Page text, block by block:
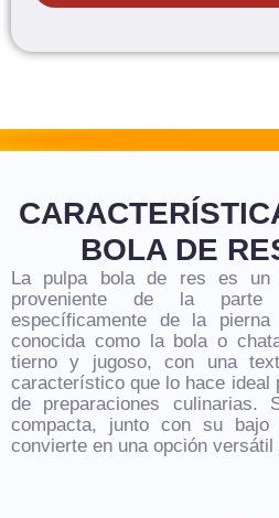
BOLA DE
La pulpa bola de res es un
proveniente de la parte
específicamente de la
conocida como la bola o
tierno y jugoso, con una
característico que lo hace ideal
de preparaciones culinarias.
compacta, junto con su
convierte en una opción versátil